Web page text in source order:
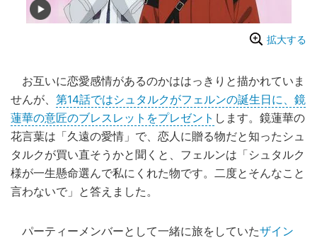
拡大する
お互いに恋愛感情があるのかははっきりと描かれていま
せんが、 第14話ではシュタルクがフェルンの誕生日に、鏡
蓮華の意匠のブレスレットをプレゼント します。鏡蓮華の
花言葉は「久遠の愛情」で、恋人に贈る物だと知ったシュ
タルクが買い直そうかと聞くと、フェルンは「シュタルク
様が一生懸命選んで私にくれた物です。二度とそんなこと
言わないで」と答えました。
パーティーメンバーとして一緒に旅をしていたザイン